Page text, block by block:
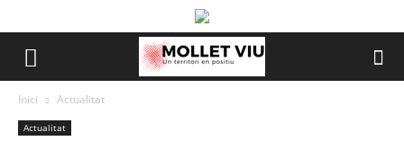
Inici Actualitat
Actualitat